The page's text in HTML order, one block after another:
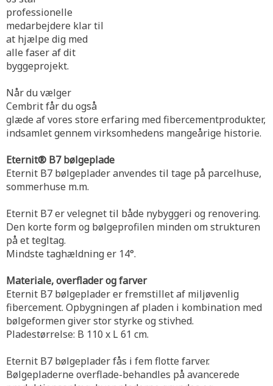
professionelle
medarbejdere klar til
at hjælpe dig med
alle faser af dit
byggeprojekt.
Når du vælger
Cembrit får du også
glæde af vores store erfaring med fibercementprodukter,
indsamlet gennem virksomhedens mangeårige historie.
Eternit® B7 bølgeplade
Eternit B7 bølgeplader anvendes til tage på parcelhuse,
sommerhuse m.m.
Eternit B7 er velegnet til både nybyggeri og renovering.
Den korte form og bølgeprofilen minden om strukturen
på et tegltag.
Mindste taghældning er 14°.
Materiale, overflader og farver
Eternit B7 bølgeplader er fremstillet af miljøvenlig
fibercement. Opbygningen af pladen i kombination med
bølgeformen giver stor styrke og stivhed.
Pladestørrelse: B 110 x L 61 cm.
Eternit B7 bølgeplader fås i fem flotte farver.
Bølgepladerne overflade-behandles på avancerede